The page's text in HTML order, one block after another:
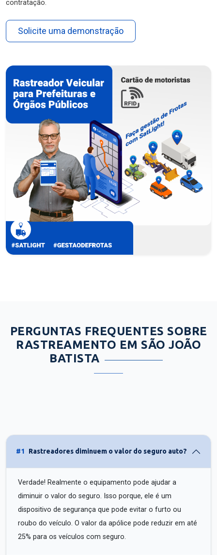
contratação.
Solicite uma demonstração
PERGUNTAS FREQUENTES SOBRE
RASTREAMENTO EM SÃO JOÃO
BATISTA
#1 Rastreadores diminuem o valor do seguro auto?
Verdade! Realmente o equipamento pode ajudar a
diminuir o valor do seguro. Isso porque, ele é um
dispositivo de segurança que pode evitar o furto ou
roubo do veículo. O valor da apólice pode reduzir em até
25% para os veículos com seguro.